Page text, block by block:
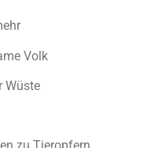
Volk
Wüste